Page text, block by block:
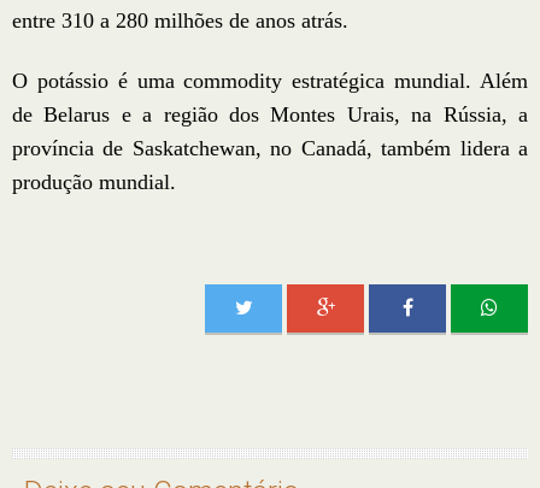
entre 310 a 280 milhões de anos atrás.
O potássio é uma commodity estratégica mundial. Além
de Belarus e a região dos Montes Urais, na Rússia, a
província de Saskatchewan, no Canadá, também lidera a
produção mundial.